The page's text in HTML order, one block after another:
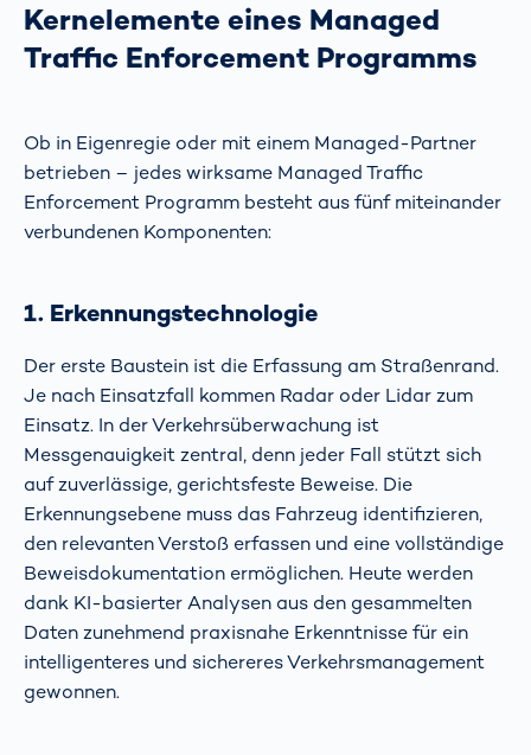
Kernelemente eines Managed
Traffic Enforcement Programms
Ob in Eigenregie oder mit einem Managed-Partner
betrieben – jedes wirksame Managed Traffic
Enforcement Programm besteht aus fünf miteinander
verbundenen Komponenten:
1. Erkennungstechnologie
Der erste Baustein ist die Erfassung am Straßenrand.
Je nach Einsatzfall kommen Radar oder Lidar zum
Einsatz. In der Verkehrsüberwachung ist
Messgenauigkeit zentral, denn jeder Fall stützt sich
auf zuverlässige, gerichtsfeste Beweise. Die
Erkennungsebene muss das Fahrzeug identifizieren,
den relevanten Verstoß erfassen und eine vollständige
Beweisdokumentation ermöglichen. Heute werden
dank KI-basierter Analysen aus den gesammelten
Daten zunehmend praxisnahe Erkenntnisse für ein
intelligenteres und sichereres Verkehrsmanagement
gewonnen.